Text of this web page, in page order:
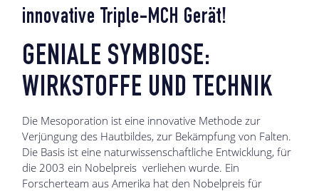
innovative Triple-MCH Gerät!
GENIALE SYMBIOSE:
WIRKSTOFFE UND TECHNIK
Die Mesoporation ist eine innovative Methode zur
Verjüngung des Hautbildes, zur Bekämpfung von Falten.
Die Basis ist eine naturwissenschaftliche Entwicklung, für
die 2003 ein Nobelpreis verliehen wurde. Ein
Forscherteam aus Amerika hat den Nobelpreis für